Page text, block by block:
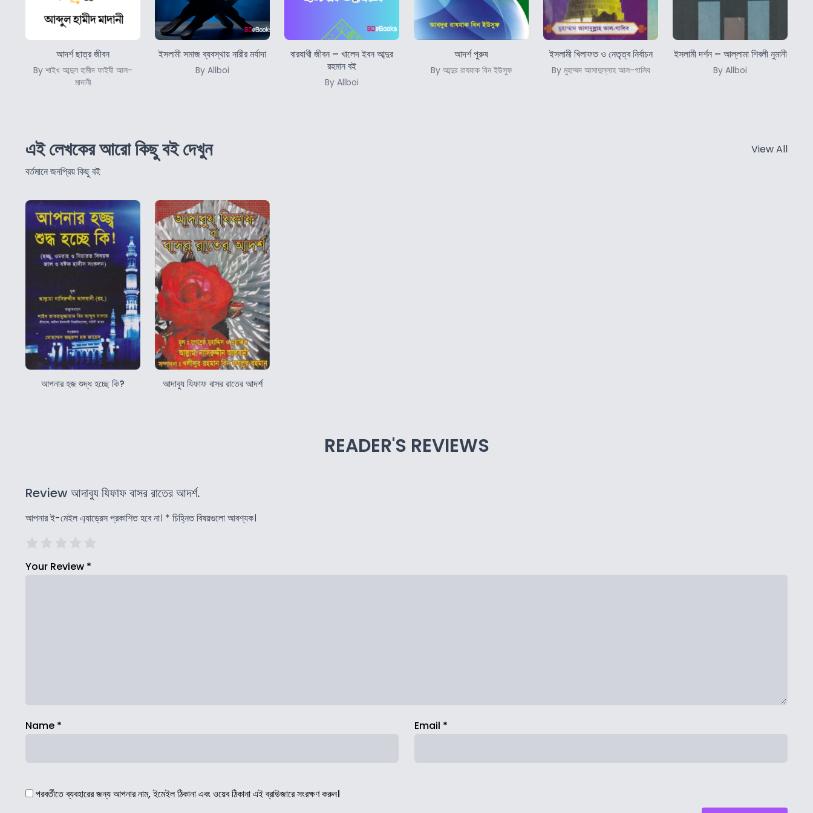
আদর্শ ছাত্র জীবন
By শাইখ আব্দুল হামীদ ফাইযী আল-
মাদানী
ইসলামী সমাজ ব্যবস্থায় নারীর মর্যাদা
By Allboi
বারযাখী জীবন – খালেদ ইবন আব্দুর
রহমান বই
By Allboi
আদর্শ পুরুষ
By আব্দুর রাযযাক বিন ইউসুফ
ইসলামী খিলাফত ও নেতৃত্ব নির্বাচন
By মুহাম্মদ আসাদুল্লাহ আল-গালিব
ইসলামী দর্শন – আল্লামা শিবলী নুমানী
By Allboi
এই লেখকের আরো কিছু বই দেখুন
বর্তমানে জনপ্রিয় কিছু বই
View All
আপনার হজ শুদ্ধ হচ্ছে কি? আদাবুয যিফাফ বাসর রাতের আদর্শ
READER'S REVIEWS
Review আদাবুয যিফাফ বাসর রাতের আদর্শ.
আপনার ই-মেইল এ্যাড্রেস প্রকাশিত হবে না। * চিহ্নিত বিষয়গুলো আবশ্যক।
Your Review *
Name * Email *
পরবর্তীতে ব্যবহারের জন্য আপনার নাম, ইমেইল ঠিকানা এবং ওয়েব ঠিকানা এই ব্রাউজারে সংরক্ষণ করুন।